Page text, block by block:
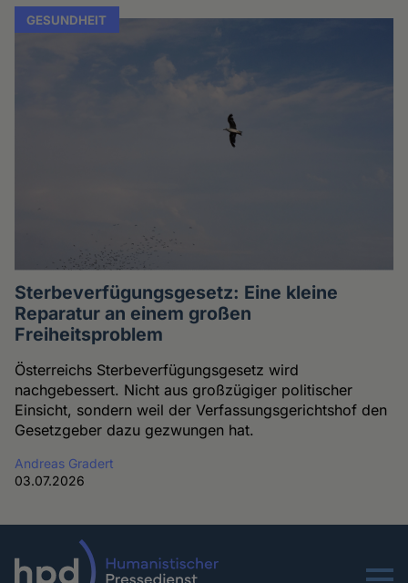
GESUNDHEIT
Sterbeverfügungsgesetz: Eine kleine
Reparatur an einem großen
Freiheitsproblem
Österreichs Sterbeverfügungsgesetz wird
nachgebessert. Nicht aus großzügiger politischer
Einsicht, sondern weil der Verfassungsgerichtshof den
Gesetzgeber dazu gezwungen hat.
Andreas Gradert
03.07.2026